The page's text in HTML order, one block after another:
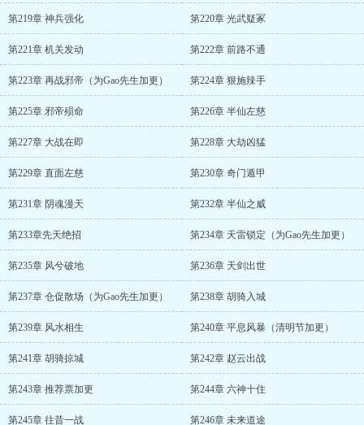
第219章 神兵强化 第220章 光武疑冢
第221章 机关发动 第222章 前路不通
第223章 再战邪帝（为Gao先生加更） 第224章 狠施辣手
第225章 邪帝殒命 第226章 半仙左慈
第227章 大战在即 第228章 大劫凶猛
第229章 直面左慈 第230章 奇门遁甲
第231章 阴魂漫天 第232章 半仙之威
第233章先天绝招 第234章 天雷锁定（为Gao先生加更）
第235章 风兮破地 第236章 天剑出世
第237章 仓促散场（为Gao先生加更） 第238章 胡骑入城
第239章 风水相生 第240章 平息风暴（清明节加更）
第241章 胡骑掠城 第242章 赵云出战
第243章 推荐票加更 第244章 六神十住
第245章 往昔一战 第246章 未来道途